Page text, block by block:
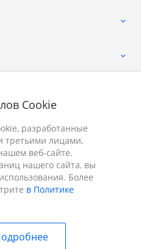
Cookie
разработанные
третьими лицами,
веб-сайте.
нашего сайта, вы
Более
в Политике
Заказать звонок
9 "А" ООО "ПРИЗМ"